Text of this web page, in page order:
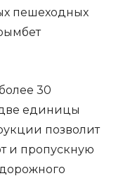
пешеходных
30
две единицы
позволит
и пропускную